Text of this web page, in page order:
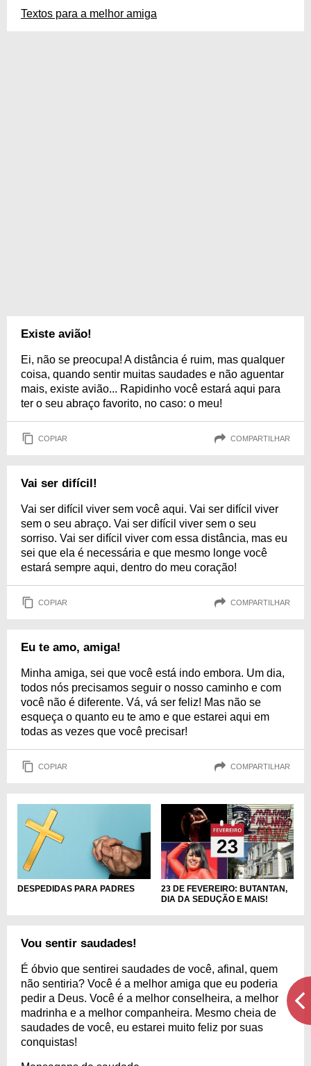
Textos para a melhor amiga
Existe avião!
Ei, não se preocupa! A distância é ruim, mas qualquer
coisa, quando sentir muitas saudades e não aguentar
mais, existe avião... Rapidinho você estará aqui para
ter o seu abraço favorito, no caso: o meu!
COPIAR COMPARTILHAR
Vai ser difícil!
Vai ser difícil viver sem você aqui. Vai ser difícil viver
sem o seu abraço. Vai ser difícil viver sem o seu
sorriso. Vai ser difícil viver com essa distância, mas eu
sei que ela é necessária e que mesmo longe você
estará sempre aqui, dentro do meu coração!
COPIAR COMPARTILHAR
Eu te amo, amiga!
Minha amiga, sei que você está indo embora. Um dia,
todos nós precisamos seguir o nosso caminho e com
você não é diferente. Vá, vá ser feliz! Mas não se
esqueça o quanto eu te amo e que estarei aqui em
todas as vezes que você precisar!
COPIAR COMPARTILHAR
DESPEDIDAS PARA PADRES
23 DE FEVEREIRO: BUTANTAN,
DIA DA SEDUÇÃO E MAIS!
Vou sentir saudades!
É óbvio que sentirei saudades de você, afinal, quem
não sentiria? Você é a melhor amiga que eu poderia
pedir a Deus. Você é a melhor conselheira, a melhor
madrinha e a melhor companheira. Mesmo cheia de
saudades de você, eu estarei muito feliz por suas
conquistas!